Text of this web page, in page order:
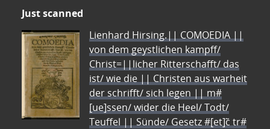
Just scanned
Lienhard Hirsing.|| COMOEDIA ||
von dem geystlichen kampff/
Christ=||licher Ritterschafft/ das
ist/ wie die || Christen aus warheit
der schrifft/ sich legen || m#
[ue]ssen/ wider die Heel/ Todt/
Teuffel || Sünde/ Gesetz #[et]c̃ tr#